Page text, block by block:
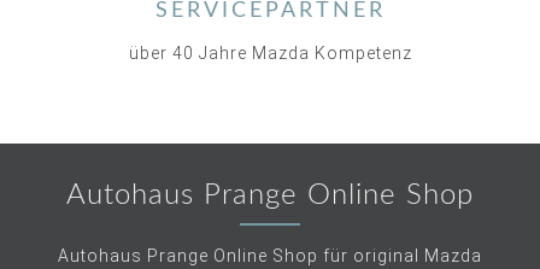
SERVICEPARTNER
über 40 Jahre Mazda Kompetenz
Autohaus Prange Online Shop
Autohaus Prange Online Shop für original Mazda